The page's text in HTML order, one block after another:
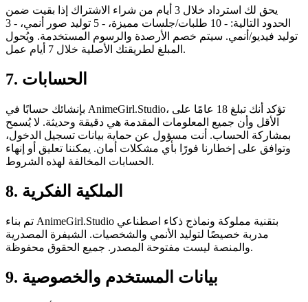
يحق لك استرداد خلال 3 أيام من شراء الاشتراك إذا بقيت ضمن
الحدود التالية: - 10 طلبات/جلسات مميزة، - 5 توليد صور أنمي، - 3
توليد فيديو/أنمي. سيتم خصم الأرصدة والرسوم المستخدمة. ويُحول
المبلغ لطريقتك الأصلية خلال 7 أيام عمل.
7. الحسابات
بإنشائك حسابًا في AnimeGirl.Studio، تؤكد أنك تبلغ 18 عامًا على
الأقل وأن جميع المعلومات المقدمة هي دقيقة وحديثة. لا يُسمح
بمشاركة الحساب. أنت مسؤول عن حماية بيانات تسجيل الدخول،
وتوافق على إخطارنا فورًا بأي مشكلات أمان. يمكننا تعليق أو إنهاء
الحسابات المخالفة لهذه الشروط.
8. الملكية الفكرية
تم بناء AnimeGirl.Studio بتقنية مملوكة ونماذج ذكاء اصطناعي
مدربة خصيصًا لتوليد الأنمي والشخصيات. الشيفرة المصدرية
والمنصة ليست مفتوحة المصدر. جميع الحقوق محفوظة.
9. بيانات المستخدم والخصوصية